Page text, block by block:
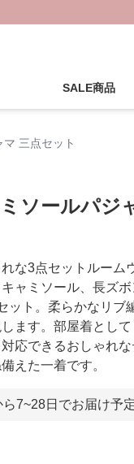
SALE商品
三点セット
ソールパジ
な3点セットルー
ャミソール、長ズ
ット。柔らかなリブ
ます。部屋着とし
応できるおしゃれ
えた一着です。
ら7~28日でお届け予